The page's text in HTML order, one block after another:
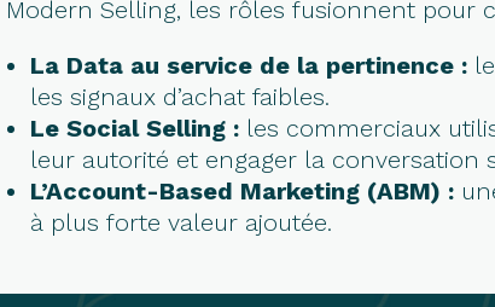
Modern Selling, les rôles fusionnent pour
La Data au service de la pertinence :
les signaux d’achat faibles.
Le Social Selling : les commerciaux
leur autorité et engager la conversation
L’Account-Based Marketing (ABM) :
à plus forte valeur ajoutée.